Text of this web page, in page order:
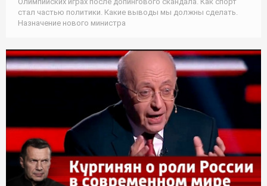
стал частью политики. Какие выводы мы должны сделать.
Назначение нового министра